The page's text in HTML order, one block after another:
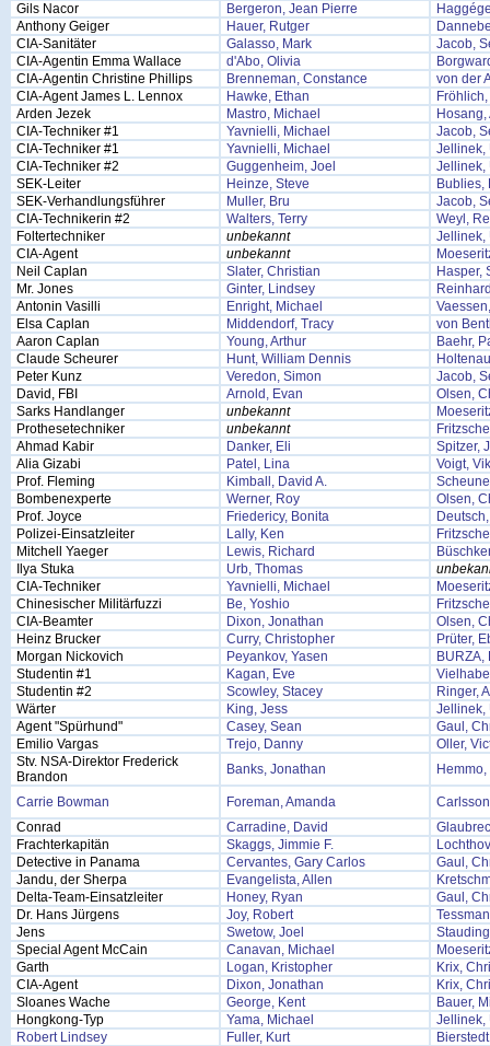
Gils Nacor
Bergeron, Jean Pierre
Anthony Geiger
Hauer, Rutger
CIA-Sanitäter
Galasso, Mark
Jacob,
CIA-Agentin Emma Wallace
d'Abo, Olivia
CIA-Agentin Christine Phillips
Brenneman, Constance
von der
CIA-Agent James L. Lennox
Hawke, Ethan
Arden Jezek
Mastro, Michael
CIA-Techniker #1
Yavnielli, Michael
Jacob,
CIA-Techniker #1
Yavnielli, Michael
Jellinek,
CIA-Techniker #2
Guggenheim, Joel
Jellinek,
SEK-Leiter
Heinze, Steve
Bublies,
SEK-Verhandlungsführer
Muller, Bru
Jacob,
CIA-Technikerin #2
Walters, Terry
Weyl,
Foltertechniker
unbekannt
Jellinek,
CIA-Agent
unbekannt
Neil Caplan
Slater, Christian
Hasper,
Mr. Jones
Ginter, Lindsey
Antonin Vasilli
Enright, Michael
Elsa Caplan
Middendorf, Tracy
von
Aaron Caplan
Young, Arthur
Baehr,
Claude Scheurer
Hunt, William Dennis
Peter Kunz
Veredon, Simon
Jacob,
David, FBI
Arnold, Evan
Olsen,
Sarks Handlanger
unbekannt
Prothesetechniker
unbekannt
Ahmad Kabir
Danker, Eli
Spitzer,
Alia Gizabi
Patel, Lina
Voigt,
Prof. Fleming
Kimball, David A.
Bombenexperte
Werner, Roy
Olsen,
Prof. Joyce
Friedericy, Bonita
Polizei-Einsatzleiter
Lally, Ken
Mitchell Yaeger
Lewis, Richard
Ilya Stuka
Urb, Thomas
CIA-Techniker
Yavnielli, Michael
Chinesischer Militärfuzzi
Be, Yoshio
CIA-Beamter
Dixon, Jonathan
Olsen,
Heinz Brucker
Curry, Christopher
Prüter,
Morgan Nickovich
Peyankov, Yasen
BURZA,
Studentin #1
Kagan, Eve
Studentin #2
Scowley, Stacey
Ringer,
Wärter
King, Jess
Jellinek,
Agent "Spürhund"
Casey, Sean
Gaul,
Emilio Vargas
Trejo, Danny
Oller,
Stv. NSA-Direktor Frederick
Brandon
Banks, Jonathan
Carrie Bowman Foreman, Amanda
Conrad
Carradine, David
Frachterkapitän
Skaggs, Jimmie F.
Detective in Panama
Cervantes, Gary Carlos
Gaul,
Jandu, der Sherpa
Evangelista, Allen
Delta-Team-Einsatzleiter
Honey, Ryan
Gaul,
Dr. Hans Jürgens
Joy, Robert
Jens
Swetow, Joel
Special Agent McCain
Canavan, Michael
Garth
Logan, Kristopher
Krix,
CIA-Agent
Dixon, Jonathan
Krix,
Sloanes Wache
George, Kent
Bauer,
Hongkong-Typ
Yama, Michael
Jellinek,
Robert Lindsey
Fuller, Kurt